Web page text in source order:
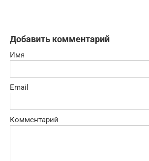
Добавить комментарий
Имя
Email
Комментарий